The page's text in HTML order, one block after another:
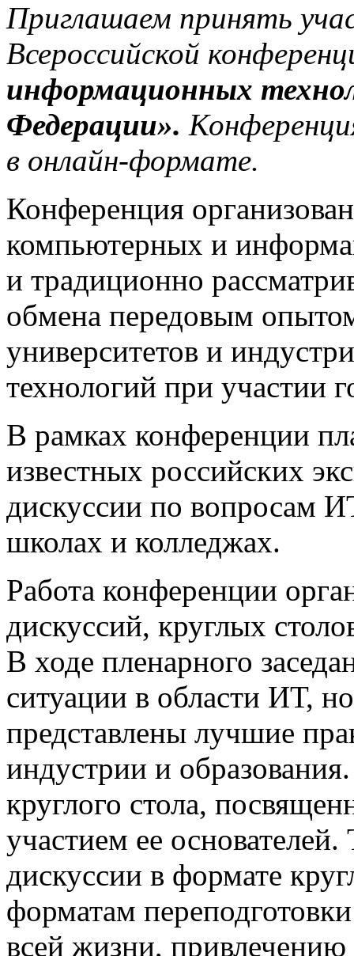
Приглашаем принять
Всероссийской
информационных
Федерации».
в онлайн-формате.
Конференция
компьютерных и
и традиционно
обмена передовым
университетов и
технологий при участии
В рамках конференции
известных российских
дискуссии по вопросам
школах и колледжах.
Работа конференции
дискуссий, круглых
В ходе пленарного
ситуации в области ИТ,
представлены лучшие
индустрии и
круглого стола,
участием ее
дискуссии в формате
форматам
всей жизни, привлечению